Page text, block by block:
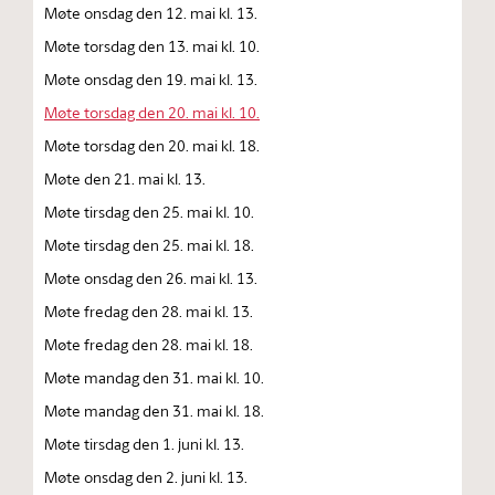
Møte onsdag den 12. mai kl. 13.
Møte torsdag den 13. mai kl. 10.
Møte onsdag den 19. mai kl. 13.
Møte torsdag den 20. mai kl. 10.
Møte torsdag den 20. mai kl. 18.
Møte den 21. mai kl. 13.
Møte tirsdag den 25. mai kl. 10.
Møte tirsdag den 25. mai kl. 18.
Møte onsdag den 26. mai kl. 13.
Møte fredag den 28. mai kl. 13.
Møte fredag den 28. mai kl. 18.
Møte mandag den 31. mai kl. 10.
Møte mandag den 31. mai kl. 18.
Møte tirsdag den 1. juni kl. 13.
Møte onsdag den 2. juni kl. 13.